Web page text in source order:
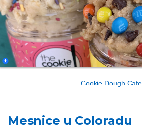
Cookie Dough Cafe
Mesnice u Coloradu